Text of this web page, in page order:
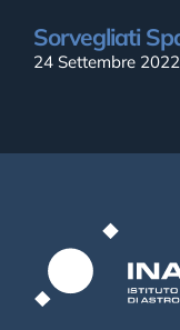
Sorvegliati
24 Settembre 2022